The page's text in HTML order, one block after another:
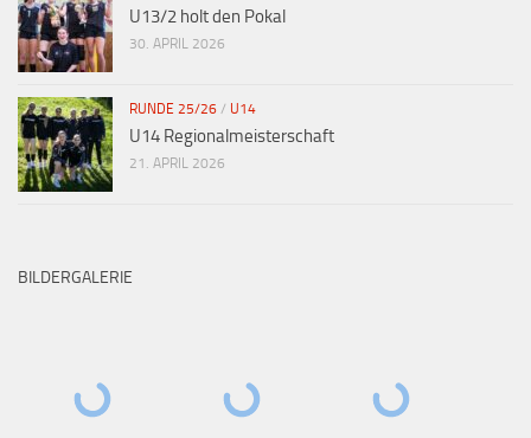
U13/2 holt den Pokal
30. APRIL 2026
RUNDE 25/26 / U14
U14 Regionalmeisterschaft
21. APRIL 2026
BILDERGALERIE